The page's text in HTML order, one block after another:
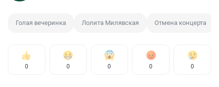
Голая вечеринка Лолита Милявская Отмена концерта
0 0 0 0 0